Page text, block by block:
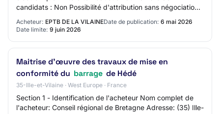
candidats : Non Possibilité d'attribution sans négociation :
Acheteur: EPTB DE LA VILAINEDate de publication: 6 mai 2026
Date limite: 9 juin 2026
Maitrise d'œuvre des travaux de mise en
conformité du barrage de Hédé
35-Ille-et-Vilaine · West Europe · France
Section 1 - Identification de l'acheteur Nom complet de
l'acheteur: Conseil régional de Bretagne Adresse: (35) Ille-